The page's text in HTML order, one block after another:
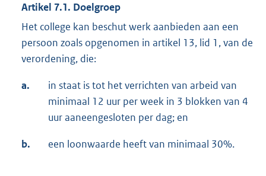
Artikel 7.1. Doelgroep
Het college kan beschut werk aanbieden aan een
persoon zoals opgenomen in artikel 13, lid 1, van de
verordening, die:
a.
in staat is tot het verrichten van arbeid van
minimaal 12 uur per week in 3 blokken van 4
uur aaneengesloten per dag; en
b. een loonwaarde heeft van minimaal 30%.